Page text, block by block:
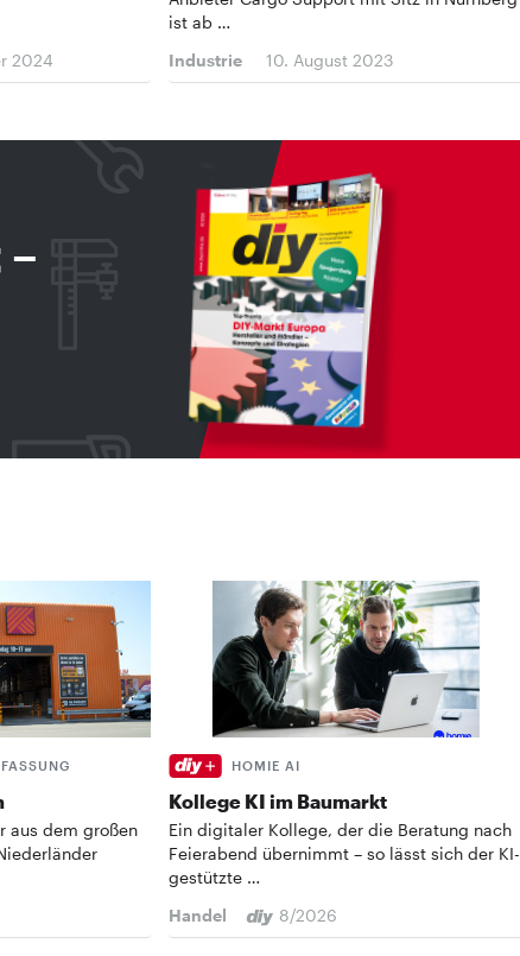
2024
ist ab …
Industrie
10. August 2023
aus dem großen
HOMIE AI
Kollege KI im Baumarkt
Ein digitaler Kollege, der die Beratung nach
Feierabend übernimmt – so lässt sich der KI-
gestützte …
Handel
8/2026